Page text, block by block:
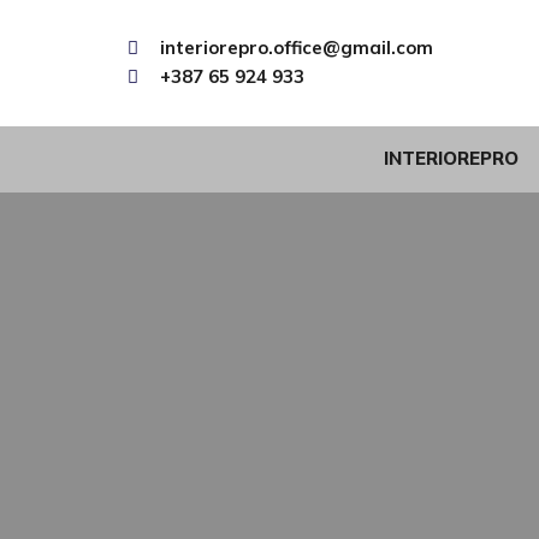
interiorepro.office@gmail.com
+387 65 924 933
INTERIOREPRO